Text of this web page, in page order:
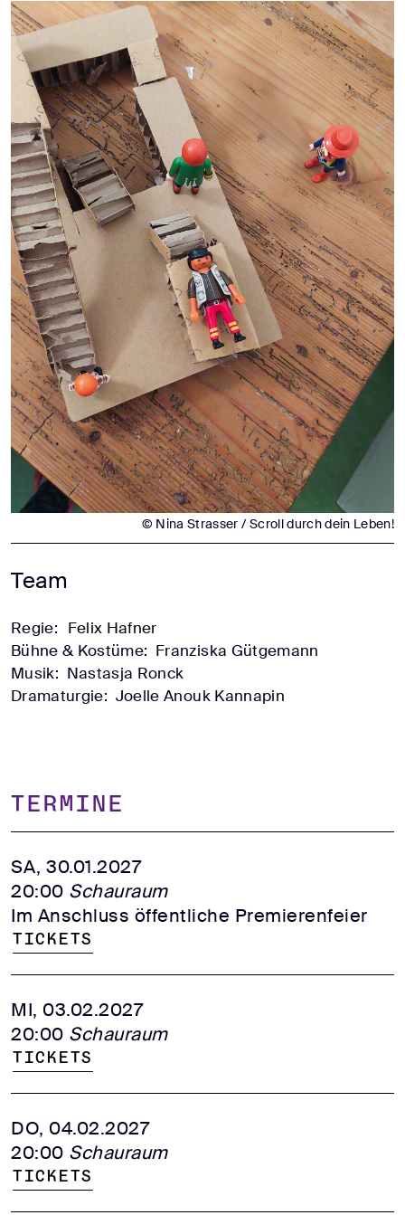
© Nina Strasser / Scroll durch dein Leben!
Team
Regie: Felix Hafner
Bühne & Kostüme: Franziska Gütgemann
Musik: Nastasja Ronck
Dramaturgie: Joelle Anouk Kannapin
TERMINE
SA, 30.01.2027
20:00 Schauraum
Im Anschluss öffentliche Premierenfeier
Tickets
MI, 03.02.2027
20:00 Schauraum
Tickets
DO, 04.02.2027
20:00 Schauraum
Tickets